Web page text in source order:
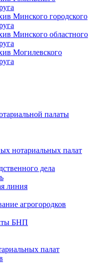
Минского городского
Минского областного
Могилевского
палаты
нотариальных палат
дела
линия
агрогородков
БНП
палат